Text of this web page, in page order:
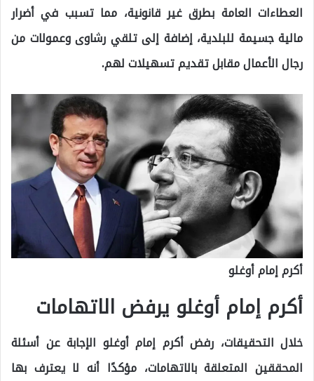
العطاءات العامة بطرق غير قانونية، مما تسبب في أضرار
مالية جسيمة للبلدية، إضافة إلى تلقي رشاوى وعمولات من
رجال الأعمال مقابل تقديم تسهيلات لهم.
أكرم إمام أوغلو
أكرم إمام أوغلو يرفض الاتهامات
خلال التحقيقات، رفض أكرم إمام أوغلو الإجابة عن أسئلة
المحققين المتعلقة بالاتهامات، مؤكدًا أنه لا يعترف بها